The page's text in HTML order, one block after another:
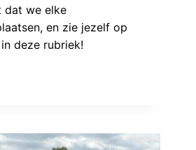
dat we elke
en zie jezelf op
deze rubriek!